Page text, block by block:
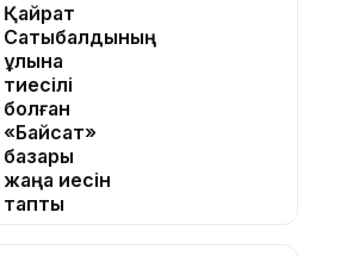
Қайрат
Сатыбалдының
ұлына
тиесілі
болған
«Байсат»
базары
жаңа иесін
тапты